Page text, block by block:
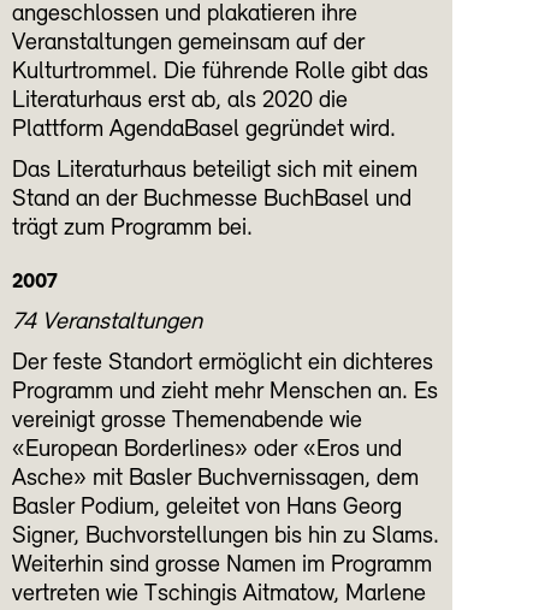
angeschlossen und plakatieren ihre
Veranstaltungen gemeinsam auf der
Kulturtrommel. Die führende Rolle gibt das
Literaturhaus erst ab, als 2020 die
Plattform AgendaBasel gegründet wird.
Das Literaturhaus beteiligt sich mit einem
Stand an der Buchmesse BuchBasel und
trägt zum Programm bei.
2007
74 Veranstaltungen
Der feste Standort ermöglicht ein dichteres
Programm und zieht mehr Menschen an. Es
vereinigt grosse Themenabende wie
«European Borderlines» oder «Eros und
Asche» mit Basler Buchvernissagen, dem
Basler Podium, geleitet von Hans Georg
Signer, Buchvorstellungen bis hin zu Slams.
Weiterhin sind grosse Namen im Programm
vertreten wie Tschingis Aitmatow, Marlene